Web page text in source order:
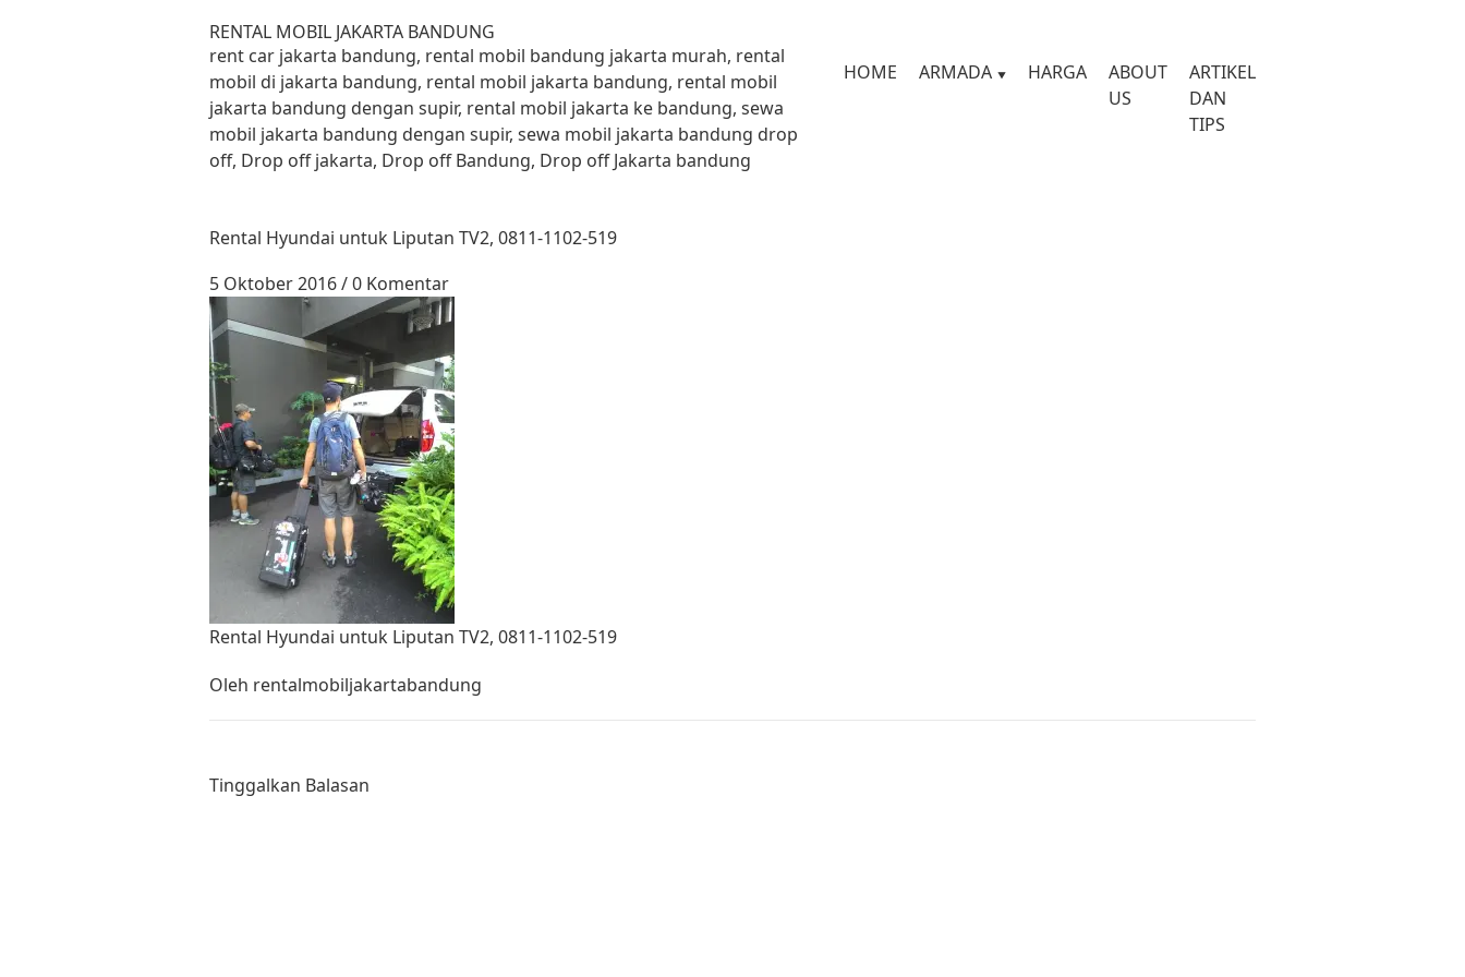
RENTAL MOBIL JAKARTA BANDUNG
rent car jakarta bandung, rental mobil bandung jakarta murah, rental
mobil di jakarta bandung, rental mobil jakarta bandung, rental mobil
jakarta bandung dengan supir, rental mobil jakarta ke bandung, sewa
mobil jakarta bandung dengan supir, sewa mobil jakarta bandung drop
off, Drop off jakarta, Drop off Bandung, Drop off Jakarta bandung
HOME ARMADA HARGA
ABOUT
US
ARTIKEL
DAN
TIPS
Rental Hyundai untuk Liputan TV2, 0811-1102-519
5 Oktober 2016/0 Komentar
Rental Hyundai untuk Liputan TV2, 0811-1102-519
Oleh rentalmobiljakartabandung
Tinggalkan Balasan